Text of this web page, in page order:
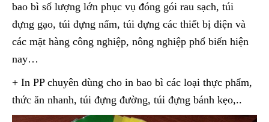
bao bì số lượng lớn phục vụ đóng gói rau sạch, túi
đựng gạo, túi đựng nấm, túi đựng các thiết bị điện và
các mặt hàng công nghiệp, nông nghiệp phổ biến hiện
nay…
+ In PP chuyên dùng cho in bao bì các loại thực phẩm,
thức ăn nhanh, túi đựng đường, túi đựng bánh kẹo,..